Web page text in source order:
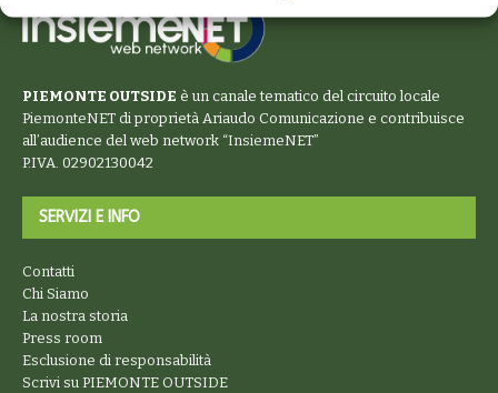
PIEMONTE OUTSIDE è un canale tematico del circuito locale
PiemonteNET di proprietà Ariaudo Comunicazione e contribuisce
all’audience del web network “InsiemeNET”
P.IVA. 02902130042
SERVIZI E INFO
Contatti
Chi Siamo
La nostra storia
Press room
Esclusione di responsabilità
Scrivi su PIEMONTE OUTSIDE